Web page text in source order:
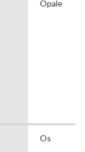
Opale
Os